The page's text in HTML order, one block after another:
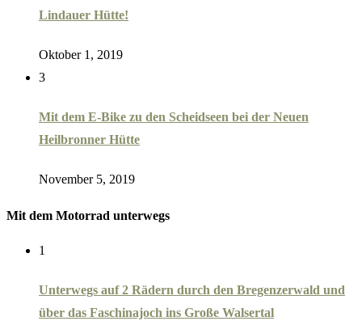
Lindauer Hütte!
Oktober 1, 2019
3
Mit dem E-Bike zu den Scheidseen bei der Neuen
Heilbronner Hütte
November 5, 2019
Mit dem Motorrad unterwegs
1
Unterwegs auf 2 Rädern durch den Bregenzerwald und
über das Faschinajoch ins Große Walsertal